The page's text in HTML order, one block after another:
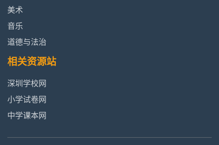
美术
音乐
道德与法治
相关资源站
深圳学校网
小学试卷网
中学课本网